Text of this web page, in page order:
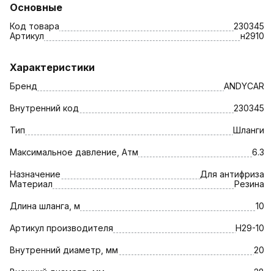
Основные
Код товара
230345
Артикул
н2910
Характеристики
Бренд ANDYCAR
Внутренний код 230345
Тип Шланги
Максимальное давление, Атм 6.3
Назначение
Для антифриза
Материал
Резина
Длина шланга, м 10
Артикул производителя Н29-10
Внутренний диаметр, мм 20